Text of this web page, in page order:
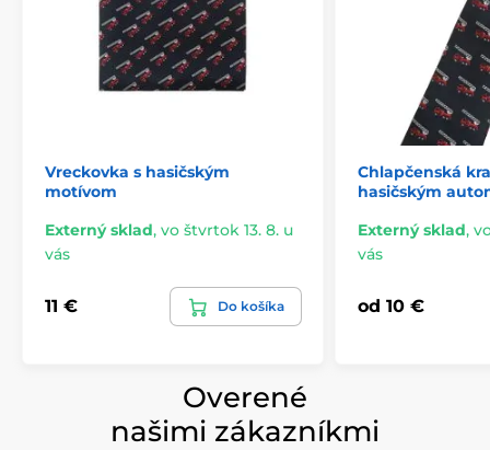
Vreckovka s hasičským
motívom
Externý sklad, vo štvrtok 13. 8. u
vás
11 € Do košíka
Chlapčenská
hasičským
Externý sklad,
vás
od 10 €
Overené
našimi zákazníkmi